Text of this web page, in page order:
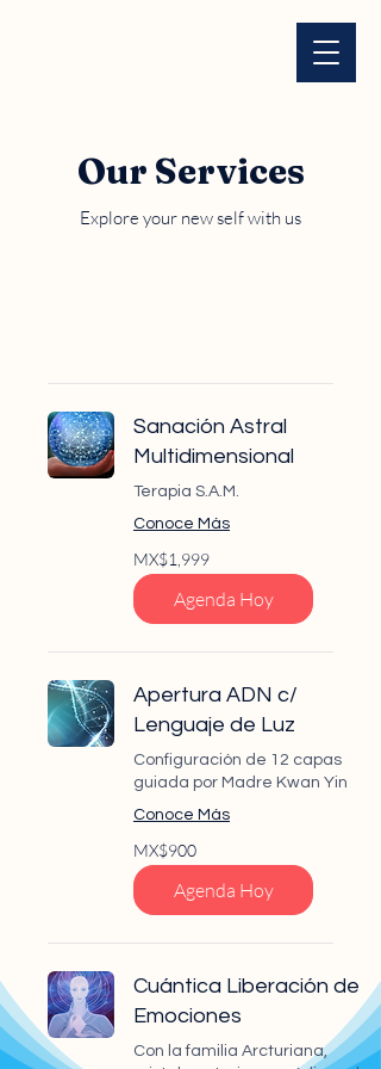
Our Services
Explore your new self with us
Sanación Astral
Multidimensional
Terapia S.A.M.
Conoce Más
1,999
Mexican
pesos
MX$1,999
Agenda Hoy
Apertura ADN c/
Lenguaje de Luz
Configuración de 12 capas
guiada por Madre Kwan Yin
Conoce Más
900
Mexican
pesos
MX$900
Agenda Hoy
Cuántica Liberación de
Emociones
Con la familia Arcturiana,